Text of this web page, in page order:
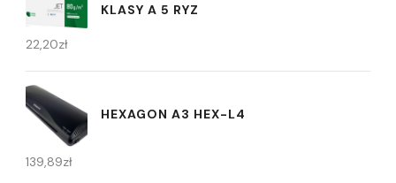
KLASY A 5 RYZ
22,20zł
HEXAGON A3 HEX-L4
139,89zł